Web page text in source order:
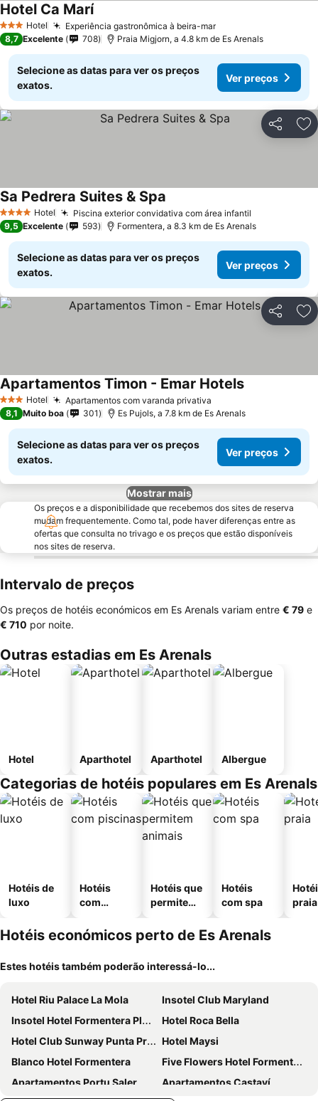
3 EstrelasHotel Experiência gastronômica à beira-mar
Hotel Ca Marí
8,7 Excelente 708 Praia Migjorn, a 4.8 km de Es Arenals
Selecione as datas para ver os preços
exatos.
Ver preços
Partilhar
4 EstrelasHotel Piscina exterior convidativa com área infantil
Sa Pedrera Suites & Spa
9,5 Excelente 593 Formentera, a 8.3 km de Es Arenals
Selecione as datas para ver os preços
exatos.
Ver preços
Partilhar
3 EstrelasHotel Apartamentos com varanda privativa
Apartamentos Timon - Emar Hotels
8,1 Muito boa 301 Es Pujols, a 7.8 km de Es Arenals
Selecione as datas para ver os preços
exatos.
Ver preços
Mostrar mais
Os preços e a disponibilidade que recebemos dos sites de reserva
mudam frequentemente. Como tal, pode haver diferenças entre as
ofertas que consulta no trivago e os preços que estão disponíveis
nos sites de reserva.
Intervalo de preços
Os preços de hotéis económicos em Es Arenals variam entre ‎€ 79 e
‎€ 710 por noite.
Outras estadias em Es Arenals
Hotel Aparthotel Aparthotel Albergue
Categorias de hotéis populares em Es Arenals
Hotéis de
luxo
Hotéis
com
Hotéis que
permitem
Hotéis
com spa
praia
Hotéis económicos perto de Es Arenals
Estes hotéis também poderão interessá-lo...
Hotel Riu Palace La Mola
Insotel Club Maryland
Insotel Hotel Formentera Playa
Hotel Roca Bella
Hotel Club Sunway Punta Prima
Hotel Maysi
Blanco Hotel Formentera
Five Flowers Hotel Formentera Meliá Collection
Apartamentos Portu Saler
Apartamentos Castaví